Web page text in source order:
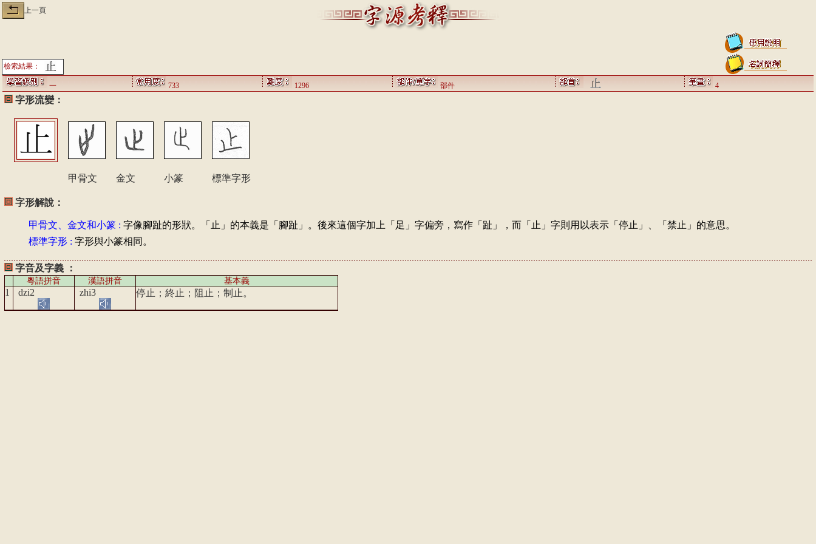
上一頁
檢索結果：
一 733 1296 部件 4
字形流變：
甲骨文 金文 小篆 標準字形
字形解說：
甲骨文、金文和小篆 : 字像腳趾的形狀。「止」的本義是「腳趾」。後來這個字加上「足」字偏旁，寫作「趾」，而「止」字則用以表示「停止」、「禁止」的意思。
標準字形 : 字形與小篆相同。
字音及字義 ：
粵語拼音 漢語拼音 基本義
1 dzi2 zhi3 停止；終止；阻止；制止。